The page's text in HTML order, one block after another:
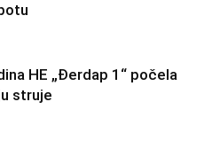
HE „Đerdap 1“ počela
struje